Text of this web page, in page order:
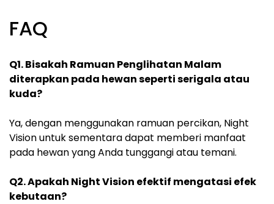
FAQ
Q1. Bisakah Ramuan Penglihatan Malam
diterapkan pada hewan seperti serigala atau
kuda?
Ya, dengan menggunakan ramuan percikan, Night
Vision untuk sementara dapat memberi manfaat
pada hewan yang Anda tunggangi atau temani.
Q2. Apakah Night Vision efektif mengatasi efek
kebutaan?